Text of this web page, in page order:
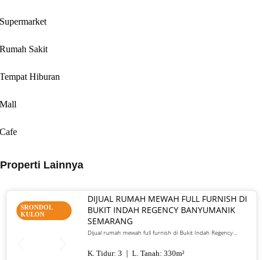
Supermarket
Rumah Sakit
Tempat Hiburan
Mall
Cafe
Properti Lainnya
SRONDOL
KULON
DIJUAL RUMAH MEWAH FULL FURNISH DI
BUKIT INDAH REGENCY BANYUMANIK
SEMARANG
Dijual rumah mewah full furnish di Bukit Indah Regency
premium. Harga 5 M nego
K. Tidur: 3 L. Tanah: 330m²